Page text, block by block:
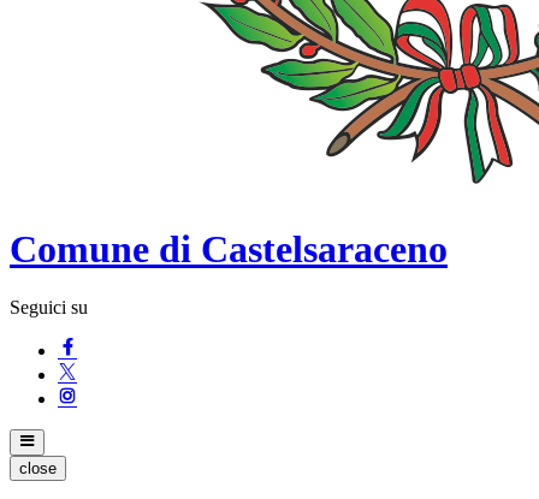
Comune di Castelsaraceno
Seguici su
close